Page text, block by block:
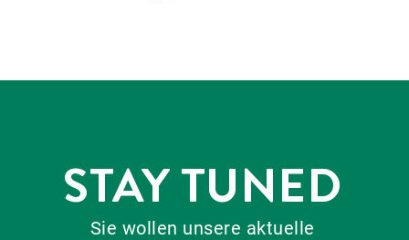
STAY TUNED
Sie wollen unsere aktuelle